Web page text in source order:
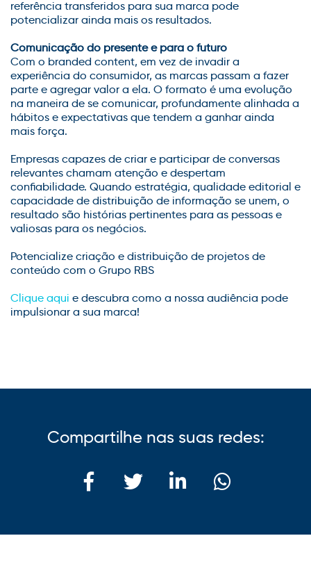
referência transferidos para sua marca pode
potencializar ainda mais os resultados.
Comunicação do presente e para o futuro
Com o branded content, em vez de invadir a
experiência do consumidor, as marcas passam a fazer
parte e agregar valor a ela. O formato é uma evolução
na maneira de se comunicar, profundamente alinhada a
hábitos e expectativas que tendem a ganhar ainda
mais força.
Empresas capazes de criar e participar de conversas
relevantes chamam atenção e despertam
confiabilidade. Quando estratégia, qualidade editorial e
capacidade de distribuição de informação se unem, o
resultado são histórias pertinentes para as pessoas e
valiosas para os negócios.
Potencialize criação e distribuição de projetos de
conteúdo com o Grupo RBS
Clique aqui e descubra como a nossa audiência pode
impulsionar a sua marca!
Compartilhe nas suas redes: